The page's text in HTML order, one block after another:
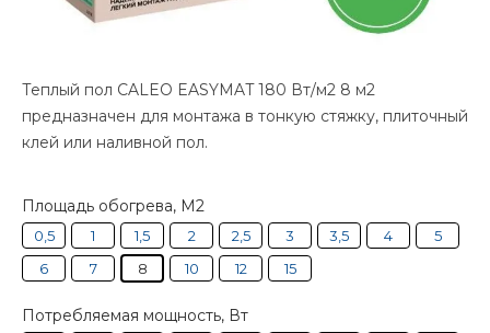
Теплый пол CALEO EASYMAT 180 Вт/м2 8 м2
предназначен для монтажа в тонкую стяжку, плиточный
клей или наливной пол.
Площадь обогрева, М2
0,5 1 1,5 2 2,5 3 3,5 4
5
6
7 8 10 12 15
Потребляемая мощность, Вт